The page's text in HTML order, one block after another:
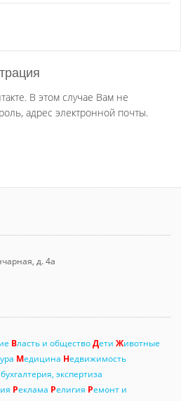
В этом случае Вам не
адрес электронной почты.
д. 4а
Власть и обществоДети Животные
Медицина Недвижимость
экспертиза
Реклама Религия Ремонт и